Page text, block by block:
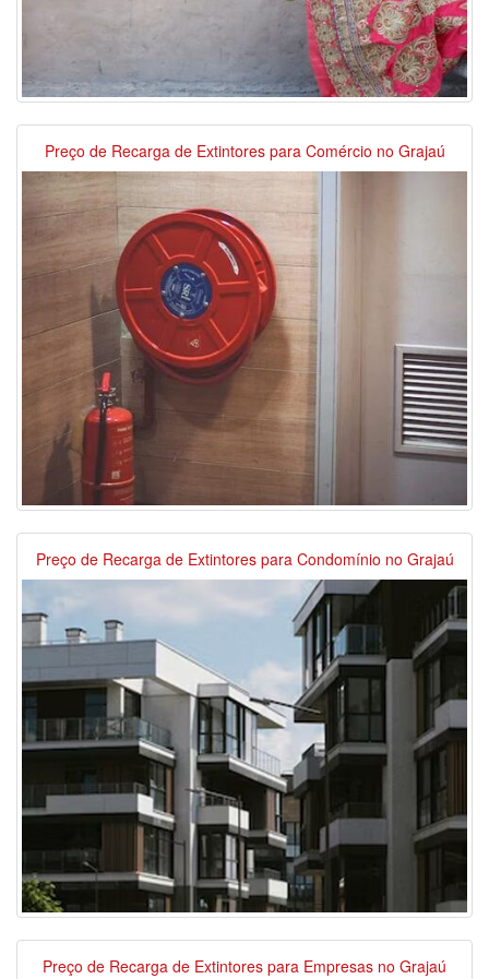
Preço de Recarga de Extintores para Comércio no Grajaú
Preço de Recarga de Extintores para Condomínio no Grajaú
Preço de Recarga de Extintores para Empresas no Grajaú